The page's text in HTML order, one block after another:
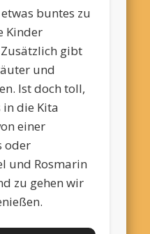
buntes zu
Kinder
gibt
und
Ist doch toll,
die Kita
einer
oder
und Rosmarin
zu gehen wir